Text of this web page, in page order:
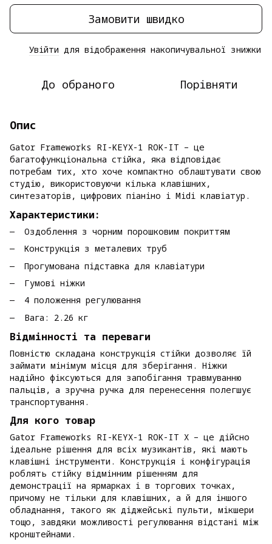
Замовити швидко
Увійти для відображення накопичувальної знижки
До обраного Порівняти
Опис
Gator Frameworks RI-KEYX-1 ROK-IT – це
багатофункціональна стійка, яка відповідає
потребам тих, хто хоче компактно облаштувати свою
студію, використовуючи кілька клавішних,
синтезаторів, цифрових піаніно і Midi клавіатур.
Характеристики:
Оздоблення з чорним порошковим покриттям
Конструкція з металевих труб
Прогумована підставка для клавіатури
Гумові ніжки
4 положення регулювання
Вага: 2.26 кг
Відмінності та переваги
Повністю складана конструкція стійки дозволяє їй
займати мінімум місця для зберігання. Ніжки
надійно фіксуються для запобігання травмуванню
пальців, а зручна ручка для перенесення полегшує
транспортування.
Для кого товар
Gator Frameworks RI-KEYX-1 ROK-IT X – це дійсно
ідеальне рішення для всіх музикантів, які мають
клавішні інструменти. Конструкція і конфігурація
роблять стійку відмінним рішенням для
демонстрації на ярмарках і в торгових точках,
причому не тільки для клавішних, а й для іншого
обладнання, такого як діджейські пульти, мікшери
тощо, завдяки можливості регулювання відстані між
кронштейнами.